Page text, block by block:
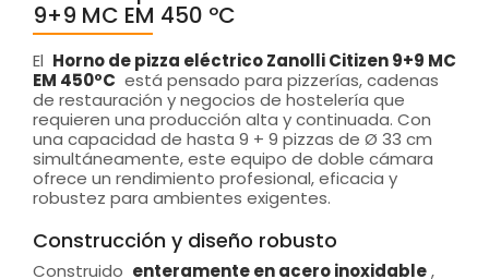
9+9 MC EM 450 ºC
El Horno de pizza eléctrico Zanolli Citizen 9+9 MC
EM 450ºC está pensado para pizzerías, cadenas
de restauración y negocios de hostelería que
requieren una producción alta y continuada. Con
una capacidad de hasta 9 + 9 pizzas de Ø 33 cm
simultáneamente, este equipo de doble cámara
ofrece un rendimiento profesional, eficacia y
robustez para ambientes exigentes.
Construcción y diseño robusto
Construido enteramente en acero inoxidable,